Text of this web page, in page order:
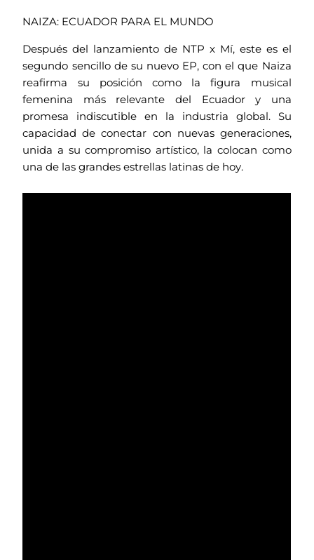
NAIZA: ECUADOR PARA EL MUNDO
Después del lanzamiento de NTP x Mí, este es el
segundo sencillo de su nuevo EP, con el que Naiza
reafirma su posición como la figura musical
femenina más relevante del Ecuador y una
promesa indiscutible en la industria global. Su
capacidad de conectar con nuevas generaciones,
unida a su compromiso artístico, la colocan como
una de las grandes estrellas latinas de hoy.